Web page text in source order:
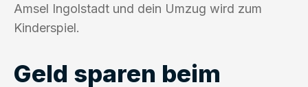
Amsel Ingolstadt und dein Umzug wird zum
Kinderspiel.
Geld sparen beim